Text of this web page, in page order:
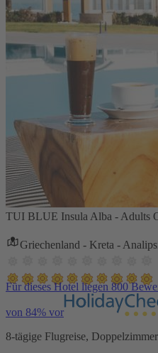
TUI BLUE Insula Alba - Adults
Griechenland - Kreta -
Für dieses Hotel liegen 800
von 84% vor
8-tägige Flugreise,